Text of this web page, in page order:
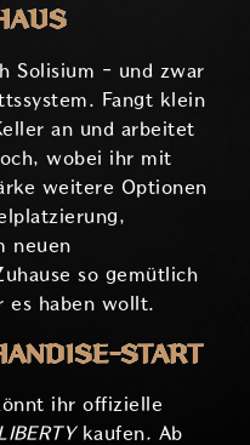
Solisium - und zwar
Fangt klein
an und arbeitet
wobei ihr mit
weitere Optionen
neuen
so gemütlich
es haben wollt.
START
ihr offizielle
kaufen. Ab